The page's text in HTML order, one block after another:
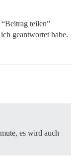
teilen”
geantwortet habe.
es wird auch